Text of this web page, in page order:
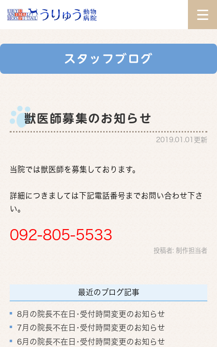
スタッフブログ
獣医師募集のお知らせ
2019.01.01更新
当院では獣医師を募集しております。
詳細につきましては下記電話番号までお問い合わせ下さ
い。
092-805-5533
投稿者: 制作担当者
最近のブログ記事
8月の院長不在日･受付時間変更のお知らせ
7月の院長不在日･受付時間変更のお知らせ
6月の院長不在日･受付時間変更のお知らせ